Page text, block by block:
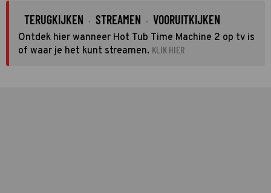
TERUGKIJKEN · STREAMEN · VOORUITKIJKEN
Ontdek hier wanneer Hot Tub Time Machine 2 op tv is
of waar je het kunt streamen. KLIK HIER